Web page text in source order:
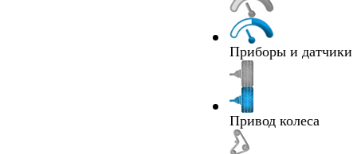
Приборы и датчики
Привод колеса